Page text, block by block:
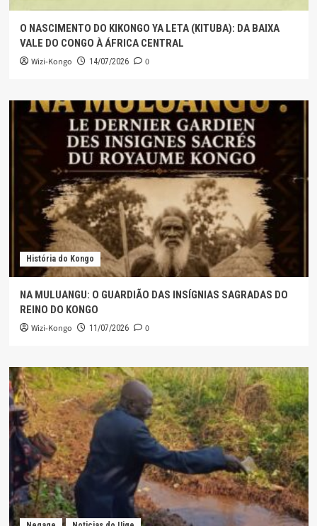
O NASCIMENTO DO KIKONGO YA LETA (KITUBA): DA BAIXA
VALE DO CONGO À ÁFRICA CENTRAL
Wizi-Kongo 14/07/2026 0
História do Kongo
NA MULUANGU: O GUARDIÃO DAS INSÍGNIAS SAGRADAS DO
REINO DO KONGO
Wizi-Kongo 11/07/2026 0